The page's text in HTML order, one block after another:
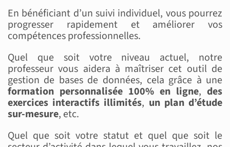
En bénéficiant d’un suivi individuel, vous pourrez
progresser rapidement et améliorer vos
compétences professionnelles.
Quel que soit votre niveau actuel, notre
professeur vous aidera à maîtriser cet outil de
gestion de bases de données, cela grâce à une
formation personnalisée 100% en ligne,des
exercices interactifs illimités, un plan d’étude
sur-mesure, etc.
Quel que soit votre statut et quel que soit le